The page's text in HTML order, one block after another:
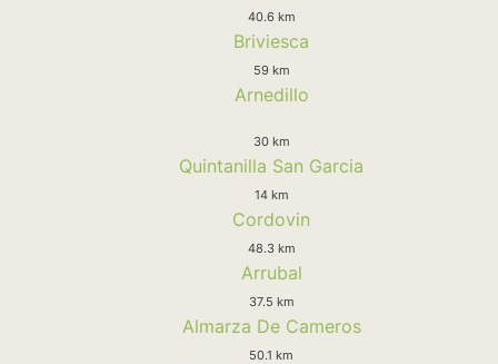
40.6 km
Briviesca
59 km
Arnedillo
30 km
Quintanilla San Garcia
14 km
Cordovin
48.3 km
Arrubal
37.5 km
Almarza De Cameros
50.1 km